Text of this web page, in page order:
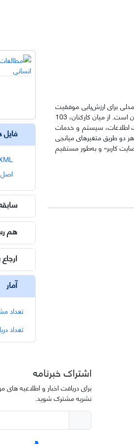
برای ارزش‌یابی موفقیت
سیستم­های اطلاعات یکپارچه است. جامعه آماری پژوهش، تمامی کاربران سیستم اطلاعات یکپارچه موجود در شرکت توسعه منابع آب و نیروی ایران است. از میان کارکنان، 103
اطلاعات، سیستم و خدمات
دو طریق متغیرهای میانجی
کاربر» و به‌طور مستقیم
فایل
XML
اصل
هم
آمار
تعداد
تعداد
اشتراک خبرنامه
برای دریافت اخبار و اطلاعیه های
نشریه مشترک شوید.